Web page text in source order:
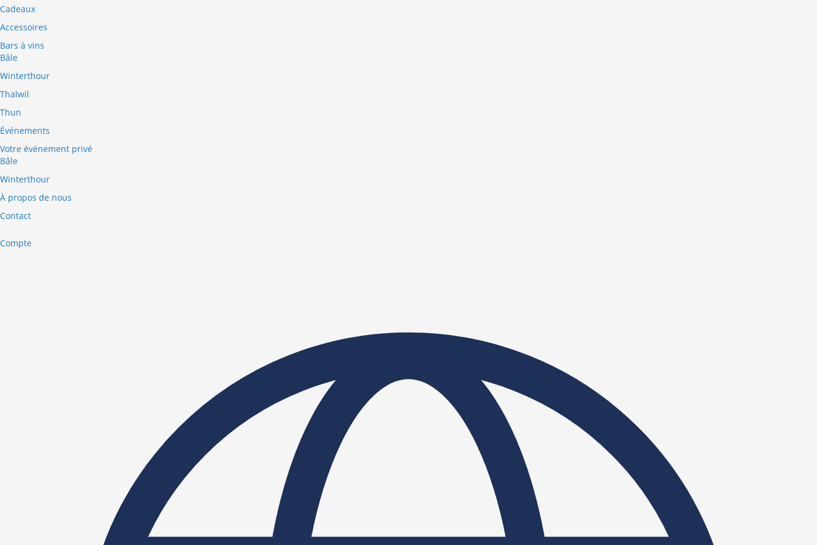
Cadeaux
Accessoires
Bars à vins
Bâle
Winterthour
Thalwil
Thun
Événements
Votre événement privé
Bâle
Winterthour
À propos de nous
Contact
Compte